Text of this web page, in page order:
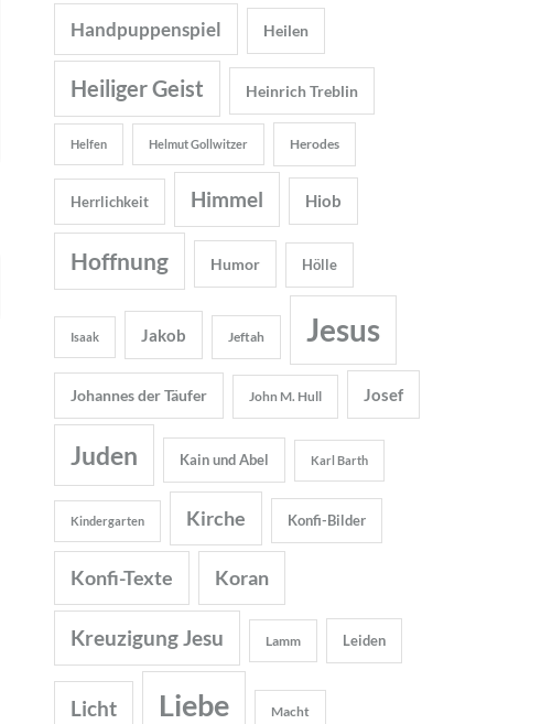
Handpuppenspiel Heilen
Heiliger Geist Heinrich Treblin
Helfen Helmut Gollwitzer Herodes
Herrlichkeit Himmel Hiob
Hoffnung Humor Hölle
Isaak Jakob Jeftah Jesus
Johannes der Täufer John M. Hull Josef
Juden Kain und Abel Karl Barth
Kindergarten Kirche Konfi-Bilder
Konfi-Texte Koran
Kreuzigung Jesu Lamm Leiden
Licht Liebe Macht